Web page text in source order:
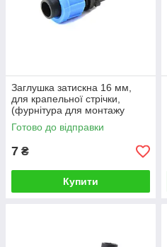
Заглушка затискна 16 мм,
для крапельної стрічки,
(фурнітура для монтажу
крапельного поливу), Presto-
PS
Готово до відправки
7 ₴
Купити